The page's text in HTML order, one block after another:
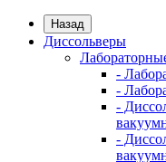
Назад
Диссольверы
-
-
-
-